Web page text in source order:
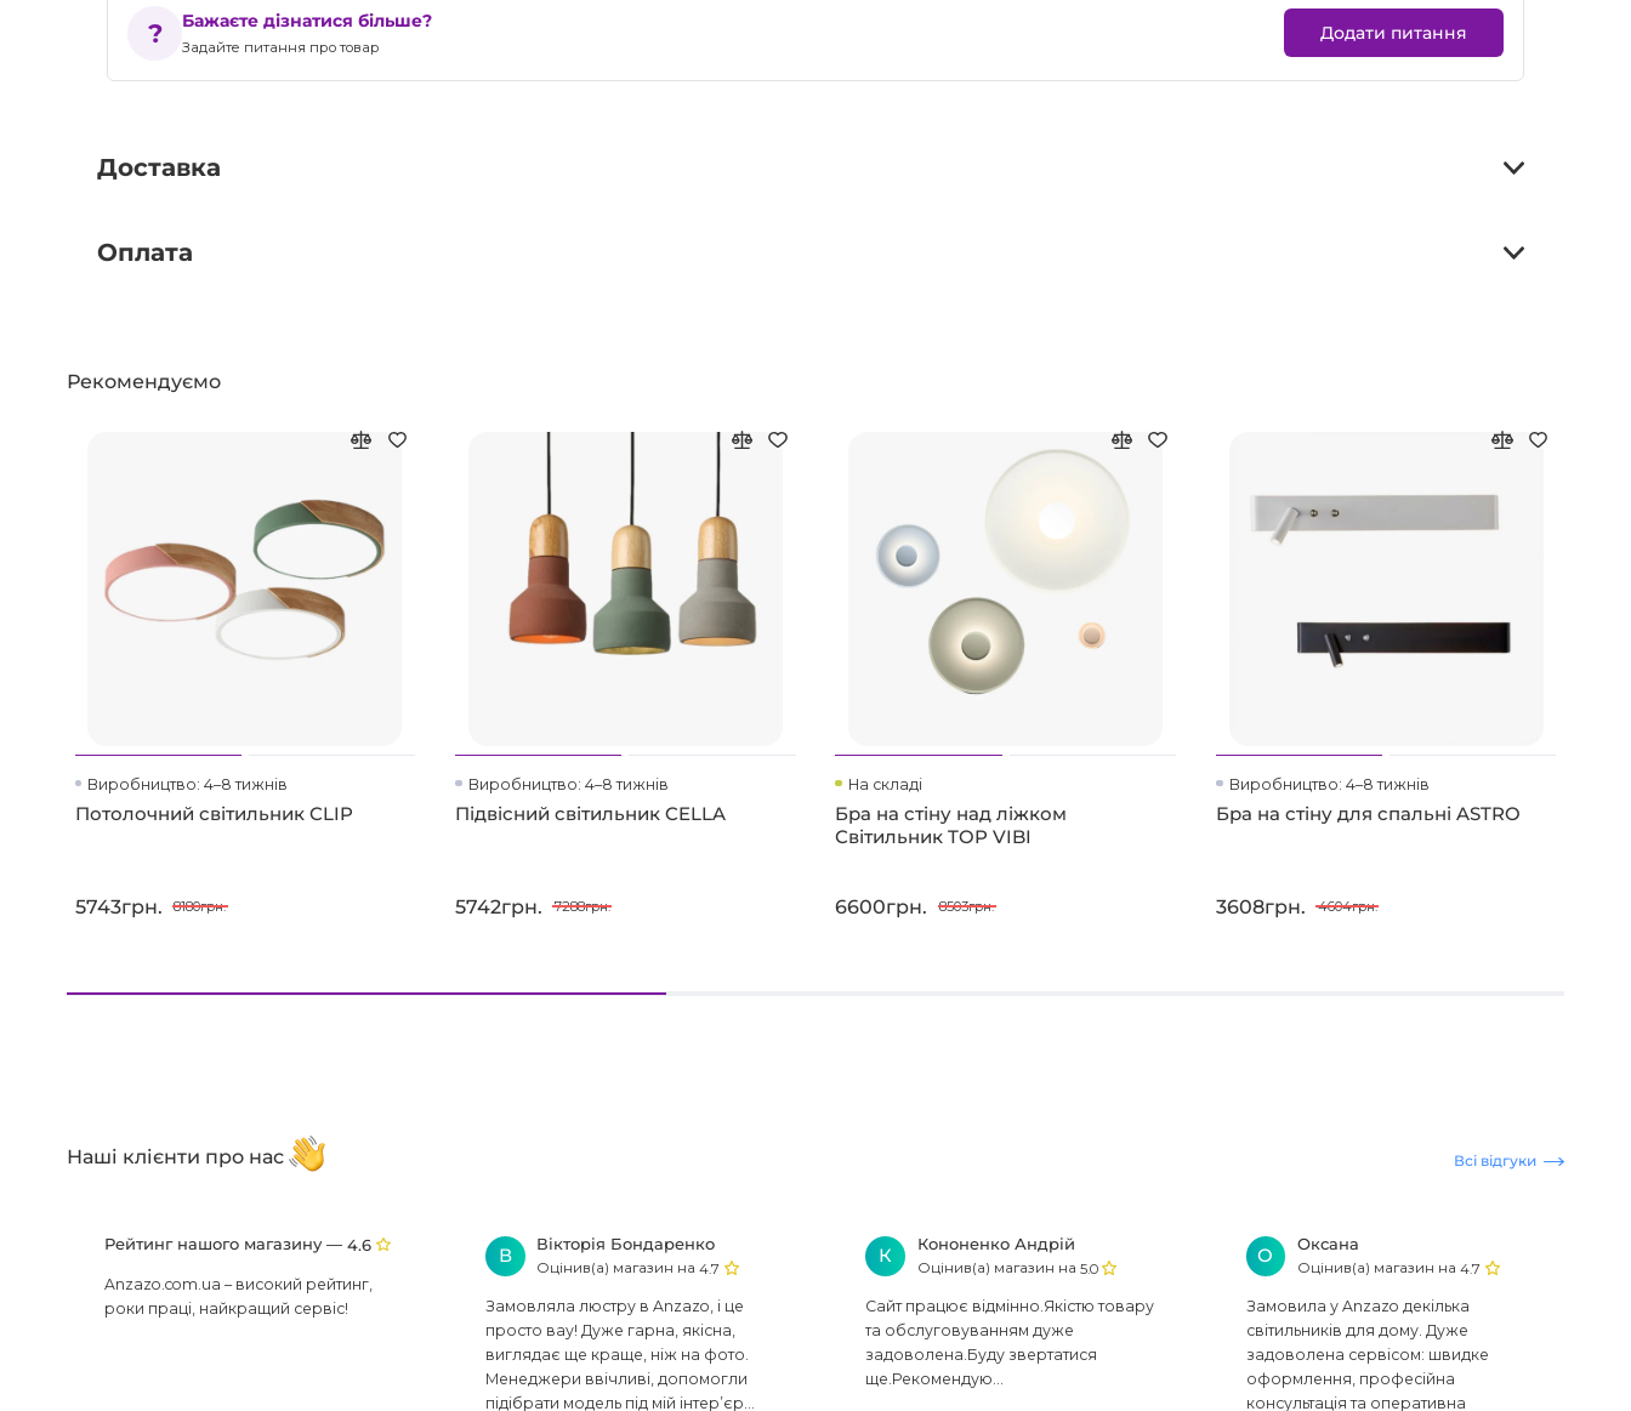
Бажаєте дізнатися більше?
Задайте питання про товар
Додати питання
Доставка
Оплата
Рекомендуємо
Виробництво: 4–8 тижнів
Потолочний світильник CLIP
5743грн. 8180грн.
Виробництво: 4–8 тижнів
Підвісний світильник CELLA
5742грн. 7288грн.
На складі
Бра на стіну над ліжком
Світильник TOP VIBI
6600грн. 8503грн.
Виробництво: 4–8 тижнів
Бра на стіну для спальні ASTRO
3608грн. 4604грн.
Наші клієнти про нас Всі відгуки
Рейтинг нашого магазину —4.6
Anzazo.com.ua – високий рейтинг,
роки праці, найкращий сервіс!
В
Вікторія Бондаренко
Оцінив(а) магазин на4.7
Замовляла люстру в Anzazo, і це
просто вау! Дуже гарна, якісна,
виглядає ще краще, ніж на фото.
Менеджери ввічливі, допомогли
підібрати модель під мій інтер’єр...
К
Кононенко Андрій
Оцінив(а) магазин на 5.0
Сайт працює відмінно.Якістю товару
та обслуговуванням дуже
задоволена.Буду звертатися
ще.Рекомендую...
О
Оксана
Оцінив(а) магазин на4.7
Замовила у Anzazo декілька
світильників для дому. Дуже
задоволена сервісом: швидке
оформлення, професійна
консультація та оперативна